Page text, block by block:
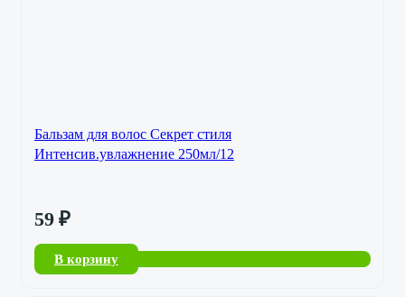
Бальзам для волос Секрет стиля
Интенсив.увлажнение 250мл/12
59 ₽
В корзину